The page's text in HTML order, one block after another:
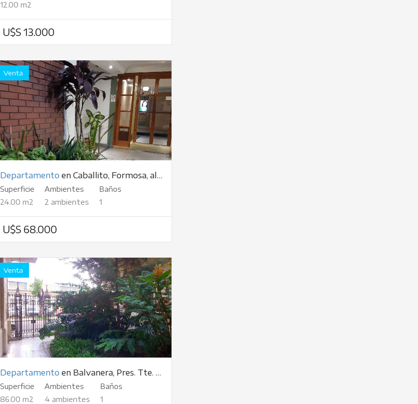
12.00 m2
U$S 13.000
Venta
Departamento en Caballito, Formosa, al 300
Superficie
24.00 m2
Ambientes
2 ambientes
Baños
1
U$S 68.000
Venta
Departamento en Balvanera, Pres. Tte. Gral. Juan Domingo Perón, al 3000
Superficie
86.00 m2
Ambientes
4 ambientes
Baños
1